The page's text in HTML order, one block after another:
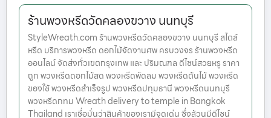
ร้านพวงหรีดวัดคลองขวาง นนทบุรี
StyleWreath.com ร้านพวงหรีดวัดคลองขวาง นนทบุรี สไตล์
หรีด บริการพวงหรีด ดอกไม้จัดงานศพ ครบวงจร ร้านพวงหรีด
ออนไลน์ จัดส่งทั่วเขตกรุงเทพ และ ปริมณฑล ดีไซน์สวยหรู ราคา
ถูก พวงหรีดดอกไม้สด พวงหรีดพัดลม พวงหรีดต้นไม้ พวงหรีด
ของใช้ พวงหรีดสำเร็จรูป พวงหรีดปทุมธานี พวงหรีดนนทบุรี
พวงหรีดกทม Wreath delivery to temple in Bangkok
Thailand เราเชื่อมั่นว่าสินค้าของเรามีจุดเด่น ซึ่งล้วนมีดีไซน์